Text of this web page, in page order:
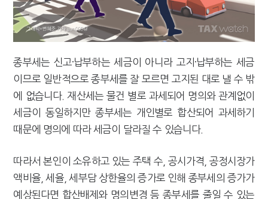
종부세는 신고·납부하는 세금이 아니라 고지·납부하는 세금
이므로 일반적으로 종부세를 잘 모르면 고지된 대로 낼 수 밖
에 없습니다. 재산세는 물건 별로 과세되어 명의와 관계없이
세금이 동일하지만 종부세는 개인별로 합산되어 과세하기
때문에 명의에 따라 세금이 달라질 수 있습니다.
따라서 본인이 소유하고 있는 주택 수, 공시가격, 공정시장가
액비율, 세율, 세부담 상한율의 증가로 인해 종부세의 증가가
예상된다면 합산배제와 명의변경 등 종부세를 줄일 수 있는